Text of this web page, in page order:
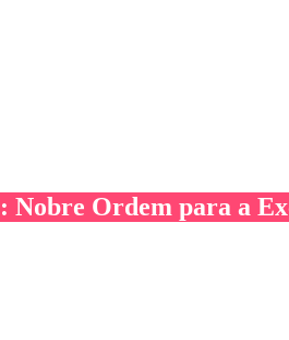
Nobre Ordem para a